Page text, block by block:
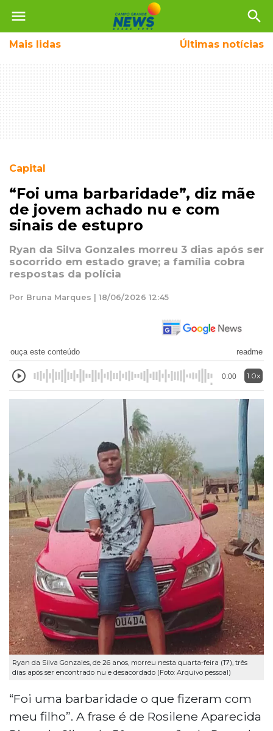
menu search
Mais lidas Últimas notícias
Capital
“Foi uma barbaridade”, diz mãe
de jovem achado nu e com
sinais de estupro
Ryan da Silva Gonzales morreu 3 dias após ser
socorrido em estado grave; a família cobra
respostas da polícia
Por Bruna Marques | 18/06/2026 12:45
ouça este conteúdo readme
0:00 1.0x
Ryan da Silva Gonzales, de 26 anos, morreu nesta quarta-feira (17), três
dias após ser encontrado nu e desacordado (Foto: Arquivo pessoal)
“Foi uma barbaridade o que fizeram com
meu filho”. A frase é de Rosilene Aparecida